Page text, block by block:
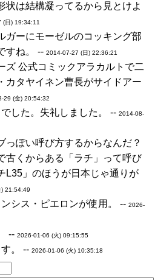
状は結構凝ってるから見とけよ
(日) 19:34:11
ガーにモーゼルのコッキング部
すね。 -- 2014-07-27 (日) 22:36:21
ズ 公式コミックアラカルトで二
カタヤイネン曹長がサイドアー
29 (金) 20:54:32
した。失礼しました。 -- 2014-08-
っぽい呼び方するからなんだ？
古くからある「ラチ」って呼び
L35」のほうが日本じゃ通りが
21:54:49
シス・ピエロンが使用。 -- 2026-
-- 2026-01-06 (火) 09:15:55
。 -- 2026-01-06 (火) 10:35:18